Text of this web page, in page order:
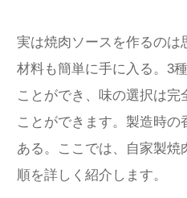
実は焼肉ソースを作るのは
材料も簡単に手に入る。3
ことができ、味の選択は完
ことができます。製造時
ある。ここでは、自家製焼
順を詳しく紹介します。